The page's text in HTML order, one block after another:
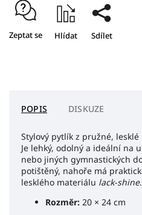
Zeptat se Hlídat Sdílet
POPIS DISKUZE
Stylový pytlík z pružné,
Je lehký, odolný a ideální na
nebo jiných gymnastických
potištěný, nahoře má
lesklého materiálu lack-shine.
Rozměr: 20 × 24 cm